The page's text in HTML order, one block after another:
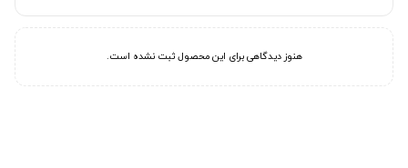
هنوز دیدگاهی برای این محصول ثبت نشده است.